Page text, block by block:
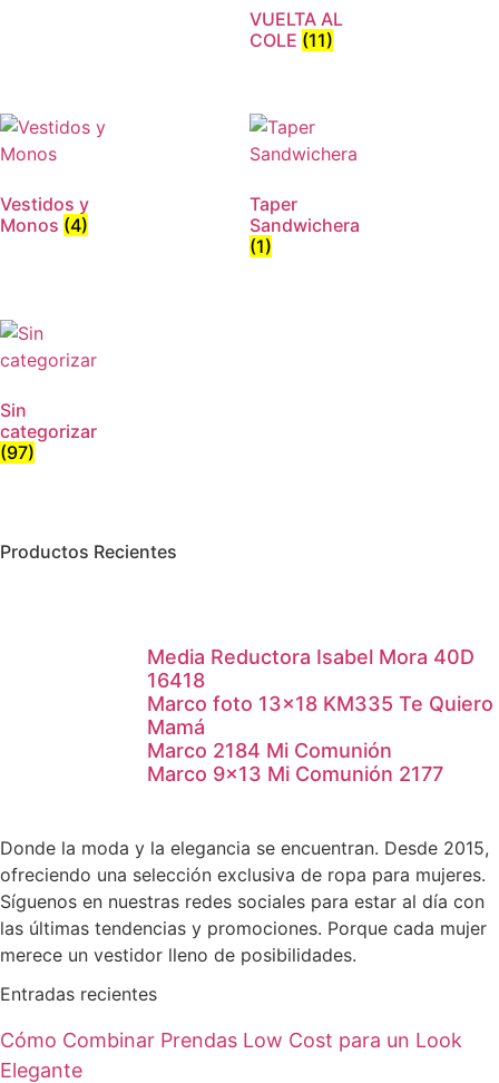
VUELTA AL
COLE (11)
Vestidos y
Monos (4)
Taper
Sandwichera
(1)
Sin
categorizar
(97)
Productos Recientes
Media Reductora Isabel Mora 40D
16418
Marco foto 13×18 KM335 Te Quiero
Mamá
Marco 2184 Mi Comunión
Marco 9×13 Mi Comunión 2177
Donde la moda y la elegancia se encuentran. Desde 2015,
ofreciendo una selección exclusiva de ropa para mujeres.
Síguenos en nuestras redes sociales para estar al día con
las últimas tendencias y promociones. Porque cada mujer
merece un vestidor lleno de posibilidades.
Entradas recientes
Cómo Combinar Prendas Low Cost para un Look
Elegante